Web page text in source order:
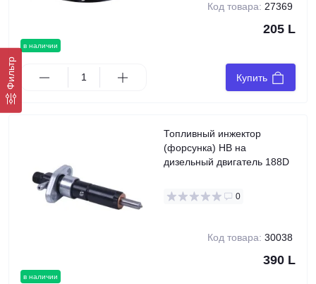
Фильтр
в наличии
Код товара: 27369
205 L
Купить
в наличии
Топливный инжектор
(форсунка) HB на
дизельный двигатель 188D
0
Код товара: 30038
390 L